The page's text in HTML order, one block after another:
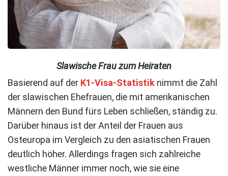
Slawische Frau zum Heiraten
Basierend auf der K1-Visa-Statistik nimmt die Zahl
der slawischen Ehefrauen, die mit amerikanischen
Männern den Bund fürs Leben schließen, ständig zu.
Darüber hinaus ist der Anteil der Frauen aus
Osteuropa im Vergleich zu den asiatischen Frauen
deutlich höher. Allerdings fragen sich zahlreiche
westliche Männer immer noch, wie sie eine